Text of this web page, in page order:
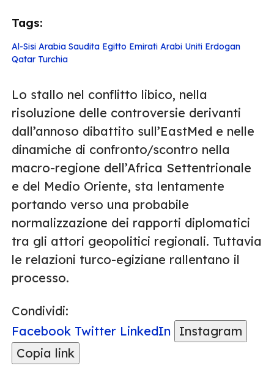
Tags:
Al-Sisi Arabia Saudita Egitto Emirati Arabi Uniti Erdogan
Qatar Turchia
Lo stallo nel conflitto libico, nella
risoluzione delle controversie derivanti
dall’annoso dibattito sull’EastMed e nelle
dinamiche di confronto/scontro nella
macro-regione dell’Africa Settentrionale
e del Medio Oriente, sta lentamente
portando verso una probabile
normalizzazione dei rapporti diplomatici
tra gli attori geopolitici regionali. Tuttavia
le relazioni turco-egiziane rallentano il
processo.
Condividi:
Facebook Twitter LinkedIn
Instagram
Copia link